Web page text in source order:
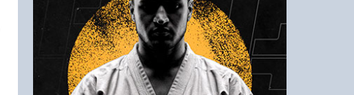
Пароль
Войти